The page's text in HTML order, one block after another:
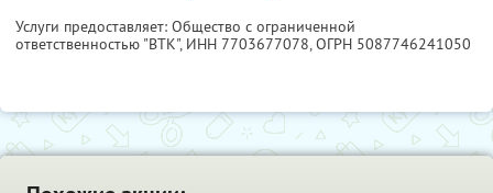
Услуги предоставляет: Общество с ограниченной
ответственностью "ВТК", ИНН 7703677078, ОГРН 5087746241050